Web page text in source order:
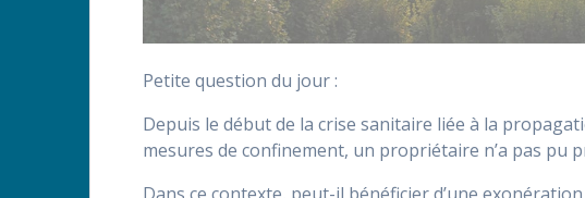
Petite question du jour :
Depuis le début de la crise sanitaire liée à la
mesures de confinement, un propriétaire n’a pas pu